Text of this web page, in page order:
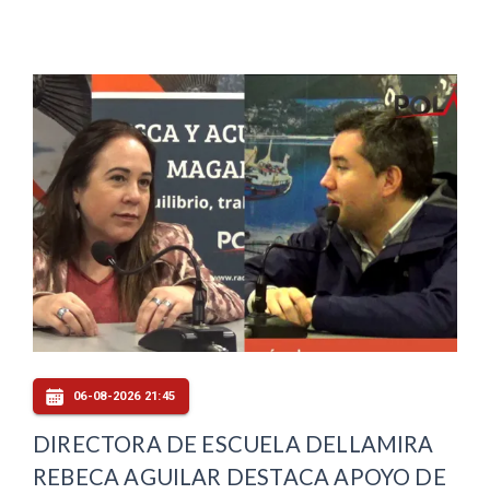
06-08-2026 21:45
DIRECTORA DE ESCUELA DELLAMIRA
REBECA AGUILAR DESTACA APOYO DE